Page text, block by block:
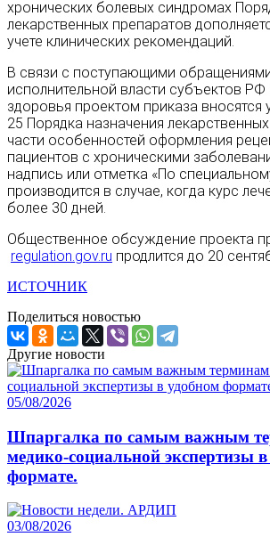
хронических болевых синдромах
лекарственных препаратов
учете клинических рекомендаций.
В связи с поступающими
исполнительной власти субъектов
здоровья проектом приказа вносятся
25 Порядка назначения
части особенностей оформления
пациентов с хроническими
надпись или отметка «По
производится в случае, когда курс
более 30 дней.
Общественное обсуждение проекта
regulation.gov.ru продлится до 20
ИСТОЧНИК
Поделиться новостью
Другие новости
05/08/2026
Шпаргалка по самым важным
медико-социальной экспертизы
формате.
03/08/2026